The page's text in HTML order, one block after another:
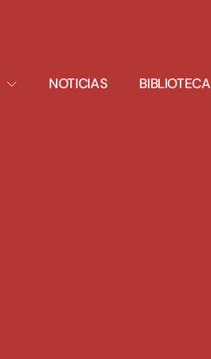
NOTICIAS BIBLIOTECA